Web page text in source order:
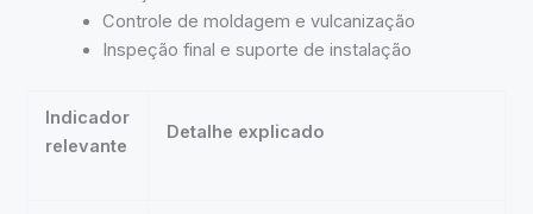
Controle de moldagem e vulcanização
Inspeção final e suporte de instalação
Indicador
relevante
Detalhe explicado